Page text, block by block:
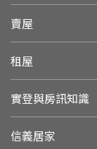
賣屋
租屋
實登與房訊知識
信義居家